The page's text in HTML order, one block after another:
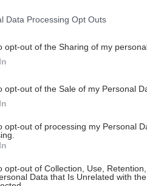
Data Processing Opt Outs
opt-out of the Sharing of my
opt-out of the Sale of my Personal
opt-out of processing my Personal
opt-out of Collection, Use,
Data that Is Unrelated with
Hospital: Στο επίκεντρο των
το πρώτο mRNA εμβόλιο
μπορεί να συμβάλλει στην